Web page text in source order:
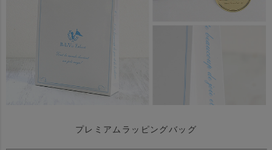
プレミアムラッピングバッグ